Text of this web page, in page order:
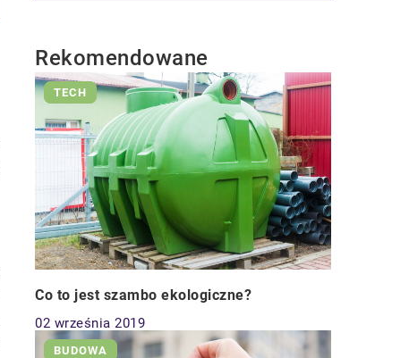
Rekomendowane
TECH
Co to jest szambo ekologiczne?
02 września 2019
BUDOWA